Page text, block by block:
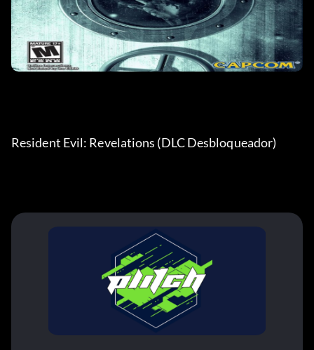
Resident Evil: Revelations (DLC Desbloqueador)